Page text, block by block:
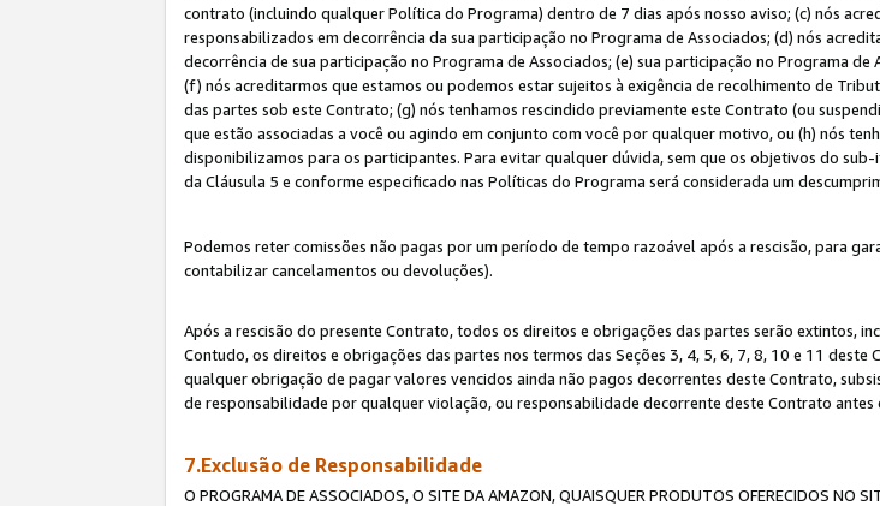
contrato (incluindo qualquer Política do Programa) dentro de 7 dias após nosso aviso; (c) nós
responsabilizados em decorrência da sua participação no Programa de Associados; (d) nós
decorrência de sua participação no Programa de Associados; (e) sua participação no Programa
(f) nós acreditarmos que estamos ou podemos estar sujeitos à exigência de recolhimento de
das partes sob este Contrato; (g) nós tenhamos rescindido previamente este Contrato (ou
que estão associadas a você ou agindo em conjunto com você por qualquer motivo, ou (h) nós
disponibilizamos para os participantes. Para evitar qualquer dúvida, sem que os objetivos do
da Cláusula 5 e conforme especificado nas Políticas do Programa será considerada um
Podemos reter comissões não pagas por um período de tempo razoável após a rescisão, para
contabilizar cancelamentos ou devoluções).
Após a rescisão do presente Contrato, todos os direitos e obrigações das partes serão extintos,
Contudo, os direitos e obrigações das partes nos termos das Seções 3, 4, 5, 6, 7, 8, 10 e 11
qualquer obrigação de pagar valores vencidos ainda não pagos decorrentes deste Contrato,
de responsabilidade por qualquer violação, ou responsabilidade decorrente deste Contrato antes
7.Exclusão de Responsabilidade
O PROGRAMA DE ASSOCIADOS, O SITE DA AMAZON, QUAISQUER PRODUTOS OFERECIDOS NO